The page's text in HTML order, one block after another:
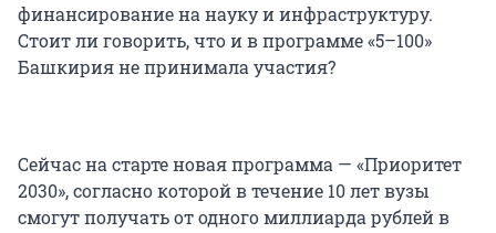
финансирование на науку и инфраструктуру.
Стоит ли говорить, что и в программе «5–100»
Башкирия не принимала участия?
Сейчас на старте новая программа — «Приоритет
2030», согласно которой в течение 10 лет вузы
смогут получать от одного миллиарда рублей в